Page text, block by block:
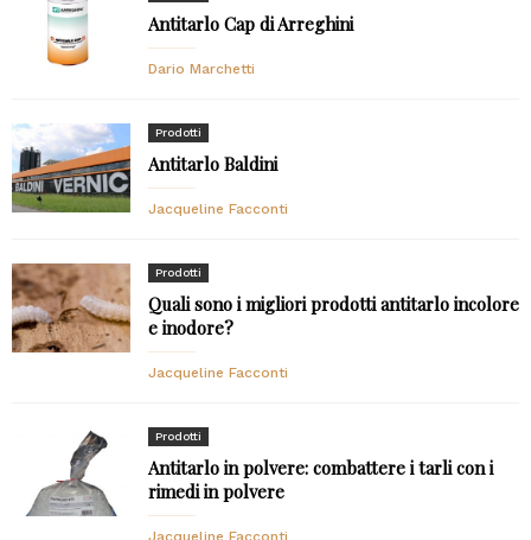
Antitarlo Cap di Arreghini
Dario Marchetti
Prodotti
Antitarlo Baldini
Jacqueline Facconti
Prodotti
Quali sono i migliori prodotti antitarlo incolore
e inodore?
Jacqueline Facconti
Prodotti
Antitarlo in polvere: combattere i tarli con i
rimedi in polvere
Jacqueline Facconti